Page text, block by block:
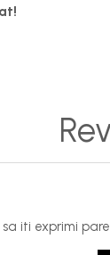
iti exprimi